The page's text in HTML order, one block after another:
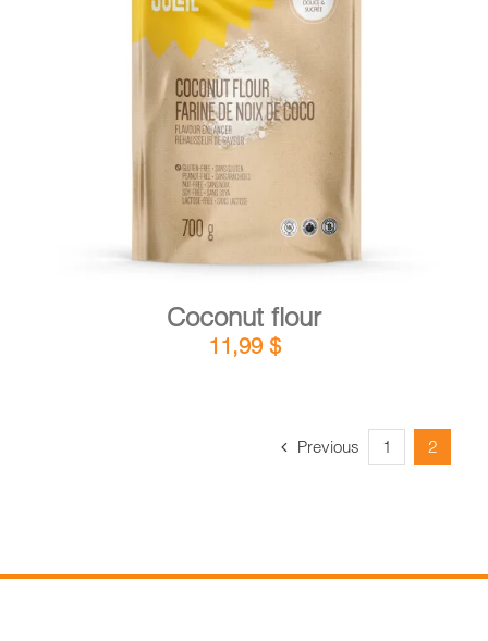
ADD TO CART DETAILS
Coconut flour
11,99 $
Previous 1 2